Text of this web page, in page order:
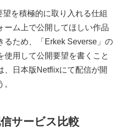
を積極的に取り入れる仕組
ーム上で公開してほしい作品
るため、「Erkek Severse」の
使用して公開要望を書くこと
、日本版Netflixにて配信が開
サービス比較